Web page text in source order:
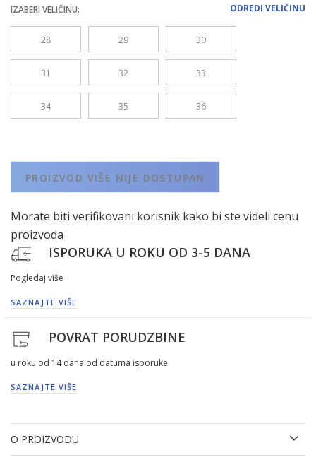
ODREDI VELIČINU
IZABERI VELIČINU:
28 29 30
31 32 33
34 35 36
PROIZVOD VIŠE NIJE DOSTUPAN
Morate biti verifikovani korisnik kako bi ste videli cenu
proizvoda
ISPORUKA U ROKU OD 3-5 DANA
Pogledaj više
SAZNAJTE VIŠE
POVRAT PORUDZBINE
u roku od 14 dana od datuma isporuke
SAZNAJTE VIŠE
O PROIZVODU